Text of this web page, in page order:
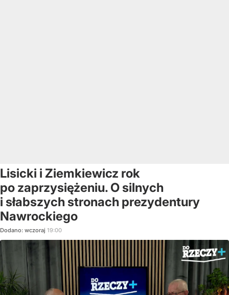
Lisicki i Ziemkiewicz rok
po zaprzysiężeniu. O silnych
i słabszych stronach prezydentury
Nawrockiego
Dodano: wczoraj 19:00